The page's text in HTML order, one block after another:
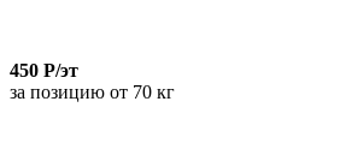
450 Р/эт
за позицию от 70 кг